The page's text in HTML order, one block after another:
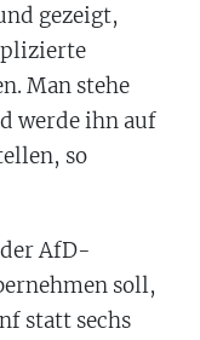
gezeigt,
Man stehe
werde ihn auf
so
AfD-
soll,
statt sechs